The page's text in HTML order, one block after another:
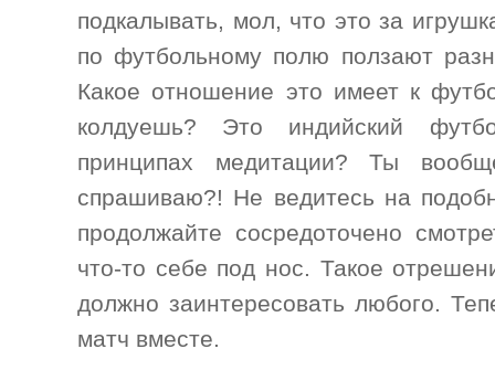
подкалывать, мол, что это за
по футбольному полю ползают
Какое отношение это имеет к
колдуешь? Это индийский
принципах медитации? Ты
спрашиваю?! Не ведитесь на
продолжайте сосредоточено
что-то себе под нос. Такое
должно заинтересовать любого.
матч вместе.